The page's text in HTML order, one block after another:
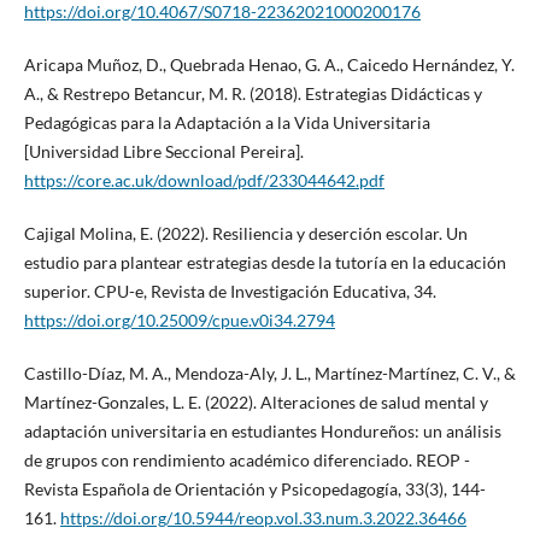
https://doi.org/10.4067/S0718-22362021000200176
Aricapa Muñoz, D., Quebrada Henao, G. A., Caicedo Hernández, Y.
A., & Restrepo Betancur, M. R. (2018). Estrategias Didácticas y
Pedagógicas para la Adaptación a la Vida Universitaria
[Universidad Libre Seccional Pereira].
https://core.ac.uk/download/pdf/233044642.pdf
Cajigal Molina, E. (2022). Resiliencia y deserción escolar. Un
estudio para plantear estrategias desde la tutoría en la educación
superior. CPU-e, Revista de Investigación Educativa, 34.
https://doi.org/10.25009/cpue.v0i34.2794
Castillo-Díaz, M. A., Mendoza-Aly, J. L., Martínez-Martínez, C. V., &
Martínez-Gonzales, L. E. (2022). Alteraciones de salud mental y
adaptación universitaria en estudiantes Hondureños: un análisis
de grupos con rendimiento académico diferenciado. REOP -
Revista Española de Orientación y Psicopedagogía, 33(3), 144-
161. https://doi.org/10.5944/reop.vol.33.num.3.2022.36466